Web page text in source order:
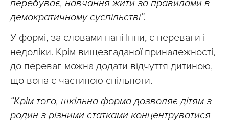
перебуває, навчання жити за правилами в
демократичному суспільстві”.
У формі, за словами пані Інни, є переваги і
недоліки. Крім вищезгаданої приналежності,
до переваг можна додати відчуття дитиною,
що вона є частиною спільноти.
“Крім того, шкільна форма дозволяє дітям з
родин з різними статками концентруватися